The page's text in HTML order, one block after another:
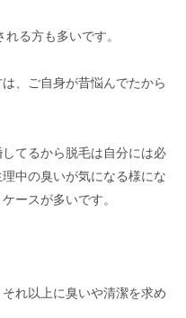
る方も多いです。
、ご自身が昔悩んでたから
てるから脱毛は自分には必
中の臭いが気になる様にな
ースが多いです。
れ以上に臭いや清潔を求め